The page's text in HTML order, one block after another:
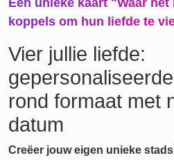
Een unieke kaart "Waar
koppels om hun liefde te
Vier jullie liefde:
rond formaat met
datum
Creëer jouw eigen unieke